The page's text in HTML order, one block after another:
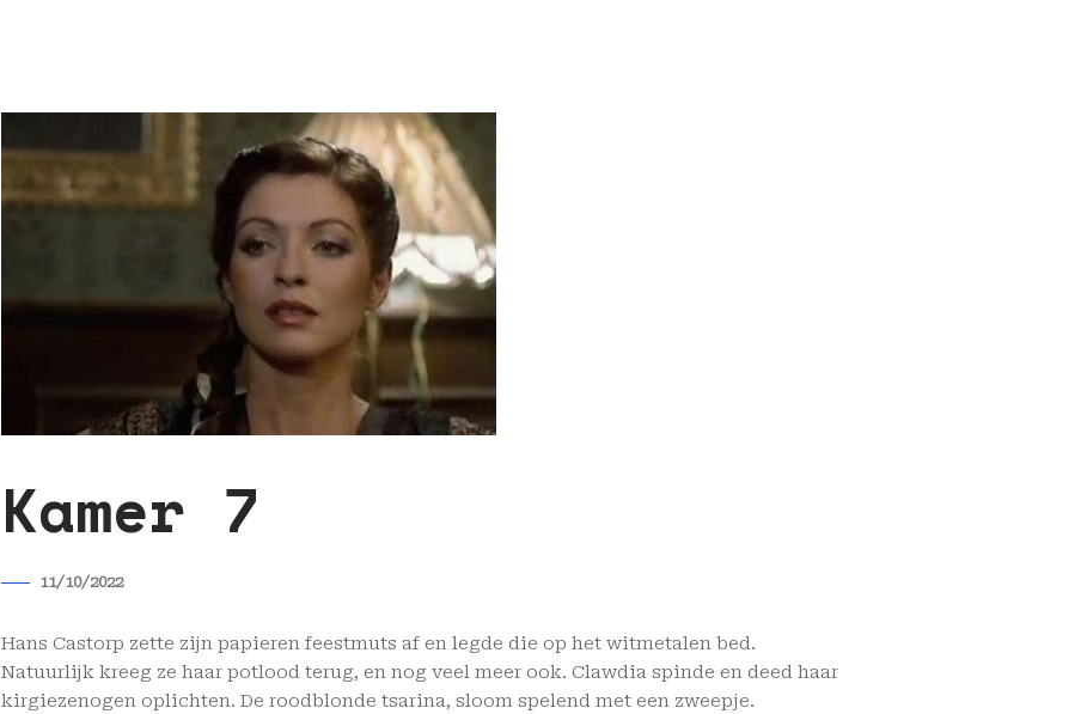
Kamer 7
11/10/2022
Hans Castorp zette zijn papieren feestmuts af en legde die op het witmetalen bed.
Natuurlijk kreeg ze haar potlood terug, en nog veel meer ook. Clawdia spinde en deed haar
kirgiezenogen oplichten. De roodblonde tsarina, sloom spelend met een zweepje.